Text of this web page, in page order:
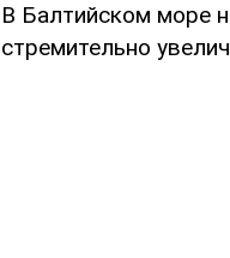
В Балтийском море
стремительно